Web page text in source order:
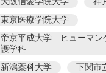
東京医療学院大学
帝京平成大学 ヒューマ
護学科
新潟薬科大学
下関市